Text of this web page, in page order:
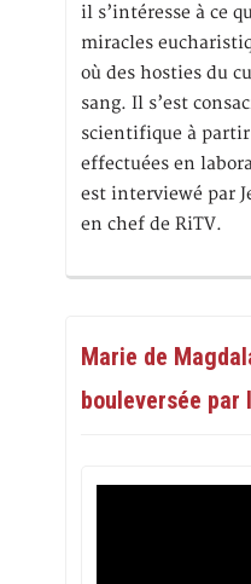
il s’intéresse à ce
miracles
où des hosties du
sang. Il s’est
scientifique à partir
effectuées en
est interviewé par
en chef de RiTV.
Marie de
bouleversée par